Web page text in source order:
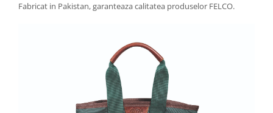
Fabricat in Pakistan, garanteaza calitatea produselor FELCO.